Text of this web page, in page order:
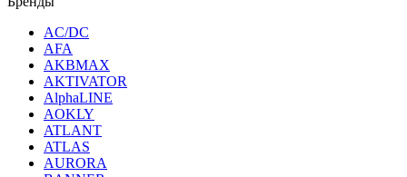
AC/DC
AFA
AKBMAX
AKTIVATOR
AlphaLINE
AOKLY
ATLANT
ATLAS
AURORA